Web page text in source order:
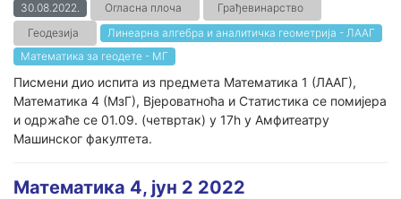
30.08.2022. Огласна плоча
Грађевинарство
Геодезија
Линеарна алгебра и аналитичка геометрија - ЛААГ
Математика за геодете - МГ
Писмени дио испита из предмета Математика 1 (ЛААГ),
Математика 4 (МзГ), Вјероватноћа и Статистика се помијера
и одржаће се 01.09. (четвртак) у 17h у Амфитеатру
Машинског факултета.
Математика 4, јун 2 2022